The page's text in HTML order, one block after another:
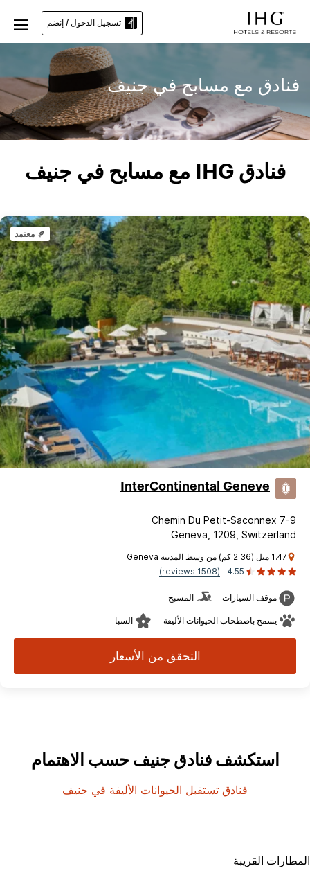
تسجيل الدخول / إنضم
فنادق مع مسابح في جنيف
فنادق IHG مع مسابح في جنيف
معتمد
InterContinental Geneve
7-9 Chemin Du Petit-Saconnex
Geneva, 1209, Switzerland
1.47 ميل (2.36 كم) من وسط المدينة Geneva
4.55
(1508 reviews)
موقف السيارات المسبح
يسمح باصطحاب الحيوانات الأليفة السبا
التحقق من الأسعار
استكشف فنادق جنيف حسب الاهتمام
فنادق تستقبل الحيوانات الأليفة في جنيف
المطارات القريبة